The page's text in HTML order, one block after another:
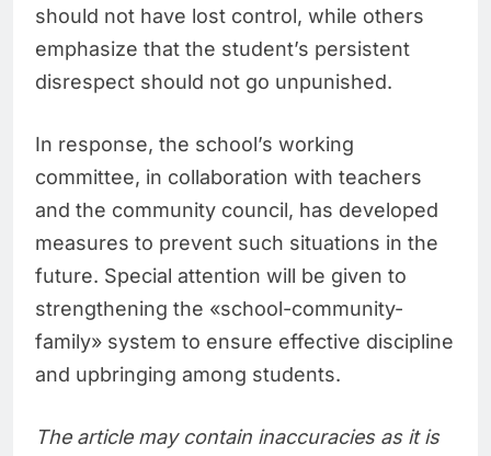
should not have lost control, while others
emphasize that the student’s persistent
disrespect should not go unpunished.
In response, the school’s working
committee, in collaboration with teachers
and the community council, has developed
measures to prevent such situations in the
future. Special attention will be given to
strengthening the «school-community-
family» system to ensure effective discipline
and upbringing among students.
The article may contain inaccuracies as it is